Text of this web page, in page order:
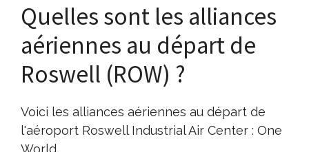
Quelles sont les alliances
aériennes au départ de
Roswell (ROW) ?
Voici les alliances aériennes au départ de
l'aéroport Roswell Industrial Air Center : One
World